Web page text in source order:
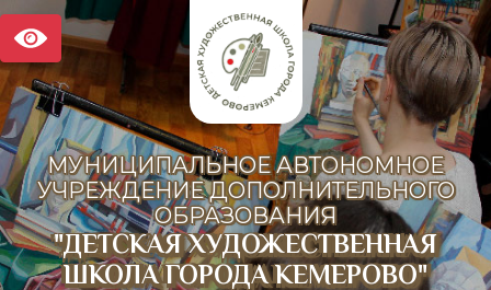
МУНИЦИПАЛЬНОЕ АВТОНОМНОЕ
УЧРЕЖДЕНИЕ ДОПОЛНИТЕЛЬНОГО
ОБРАЗОВАНИЯ
"ДЕТСКАЯ ХУДОЖЕСТВЕННАЯ
ШКОЛА ГОРОДА КЕМЕРОВО"